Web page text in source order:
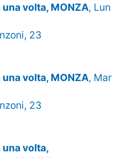
volta, MONZA, Lun
23
volta, MONZA, Mar
23
una volta,